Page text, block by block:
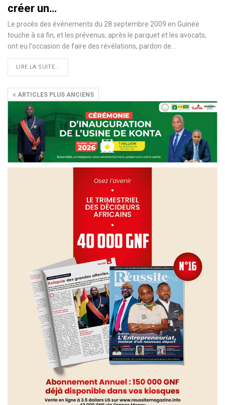
créer un…
Le procès des événements du 28 septembre 2009 en Guinée
touche à sa fin, et les prévenus, après le parquet et les avocats,
ont eu l'occasion de faire des révélations, pardon de…
LIRE LA SUITE...
ARTICLES PLUS ANCIENS